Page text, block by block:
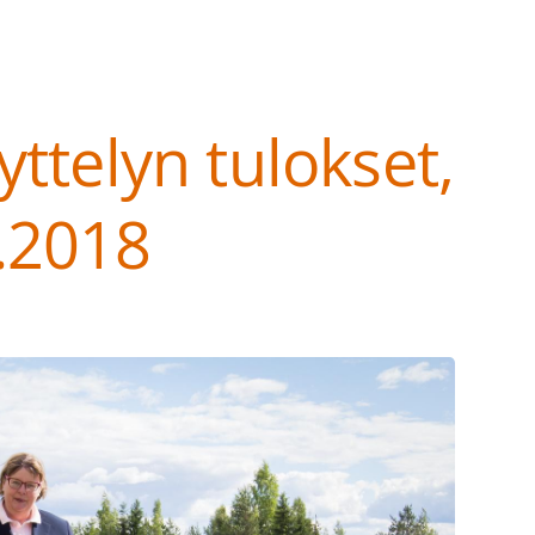
ry
tulokset,